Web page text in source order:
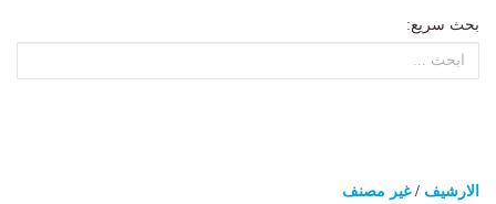
بحث سريع:
الارشيف /غير مصنف